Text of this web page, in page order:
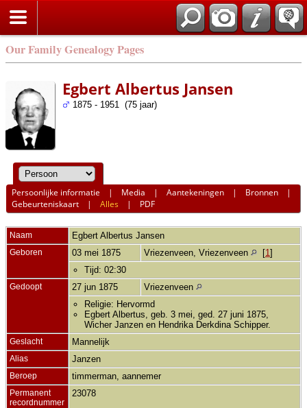
Our Family Genealogy Pages
Egbert Albertus Jansen
1875 - 1951 (75 jaar)
Persoonlijke informatie | Media |Aantekeningen | Bronnen |
Gebeurteniskaart |Alles | PDF
Naam Egbert Albertus Jansen
Geboren 03 mei 1875 Vriezenveen, Vriezenveen [1 ]
Tijd: 02:30
Gedoopt 27 jun 1875
Vriezenveen
Religie: Hervormd
Egbert Albertus, geb. 3 mei, ged. 27 juni 1875,
Wicher Janzen en Hendrika Derkdina Schipper.
Geslacht Mannelijk
Alias Janzen
Beroep timmerman, aannemer
Permanent
recordnummer
23078